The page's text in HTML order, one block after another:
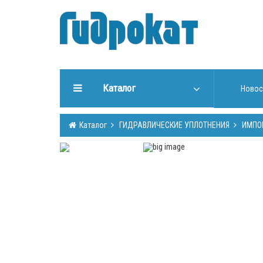
Каталог
ГИДРАВЛИЧЕСКИЕ
УПЛОТНЕНИЯ
Каталог ГИДРАВЛИЧЕСКИЕ УПЛОТНЕНИЯ